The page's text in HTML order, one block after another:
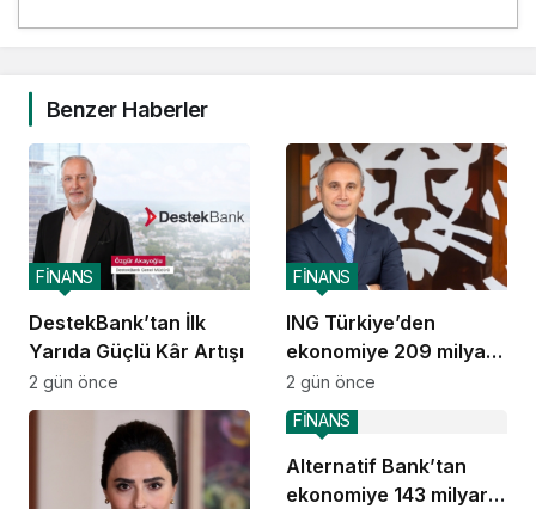
Benzer Haberler
DestekBank’tan İlk
Yarıda Güçlü Kâr Artışı
FİNANS
2 gün önce
ING Türkiye’den
ekonomiye 209 milyar
TL destek
FİNANS
2 gün önce
Alternatif Bank’tan
ekonomiye 143 milyar
FİNANS